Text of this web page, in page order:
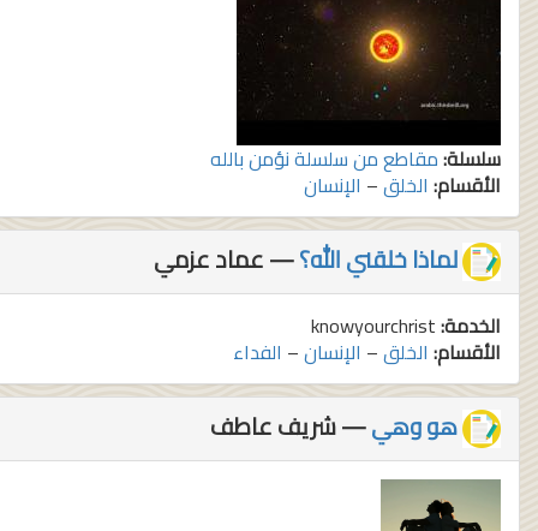
سلسلة:مقاطع من سلسلة نؤمن بالله
الأقسام:الخلق–الإنسان
لماذا خلقني الله؟— عماد عزمي
الخدمة:knowyourchrist
الأقسام:الخلق–الإنسان–الفداء
هو وهي— شريف عاطف